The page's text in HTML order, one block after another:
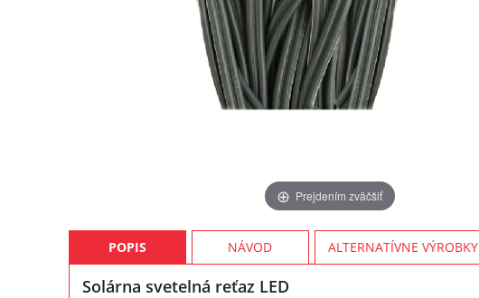
Prejdením zväčšiť
POPIS NÁVOD ALTERNATÍVNE VÝROBKY
Solárna svetelná reťaz LED